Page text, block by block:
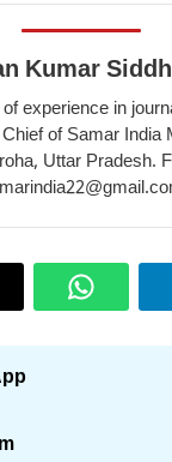
Kumar
experience in
of Samar India
Uttar Pradesh.